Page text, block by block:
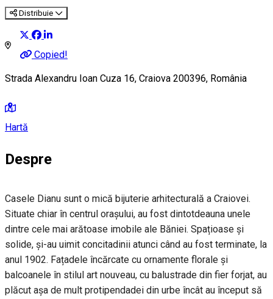
Distribuie
Copied!
Strada Alexandru Ioan Cuza 16, Craiova 200396, România
Hartă
Despre
Casele Dianu sunt o mică bijuterie arhitecturală a Craiovei.
Situate chiar în centrul orașului, au fost dintotdeauna unele
dintre cele mai arătoase imobile ale Băniei. Spațioase și
solide, și-au uimit concitadinii atunci când au fost terminate, la
anul 1902. Fațadele încărcate cu ornamente florale și
balcoanele în stilul art nouveau, cu balustrade din fier forjat, au
plăcut așa de mult protipendadei din urbe încât au început să